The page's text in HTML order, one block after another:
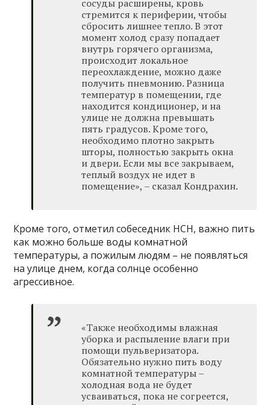
сосуды расширены, кровь
стремится к периферии, чтобы
сбросить лишнее тепло. В этот
момент холод сразу попадает
внутрь горячего организма,
происходит локальное
переохлаждение, можно даже
получить пневмонию. Разница
температур в помещении, где
находится кондиционер, и на
улице не должна превышать
пять градусов. Кроме того,
необходимо плотно закрыть
шторы, полностью закрыть окна
и двери. Если мы все закрываем,
теплый воздух не идет в
помещение», – сказал Кондрахин.
Кроме того, отметил собеседник НСН, важно пить
как можно больше воды комнатной
температуры, а пожилым людям – не появляться
на улице днем, когда солнце особенно
агрессивное.
«Также необходимы влажная
уборка и распыление влаги при
помощи пульверизатора.
Обязательно нужно пить воду
комнатной температуры –
холодная вода не будет
усваиваться, пока не согреется,